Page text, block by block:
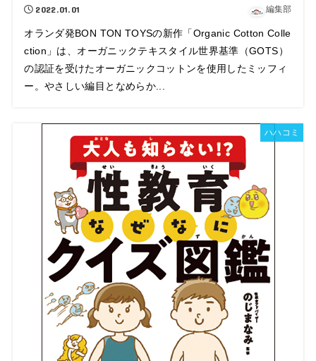
2022.01.01 編集部
オランダ発BON TON TOYSの新作「Organic Cotton Colle
ction」は、オーガニックテキスタイル世界基準（GOTS）
の認証を受けたオーガニックコットンを使用したミッフィ
ー。やさしい編目となめらか...
ハハコミ